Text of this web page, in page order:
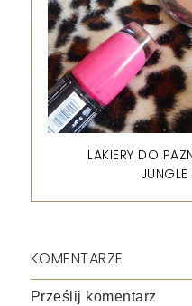
LAKIERY DO
KOMENTARZE
Prześlij komentarz